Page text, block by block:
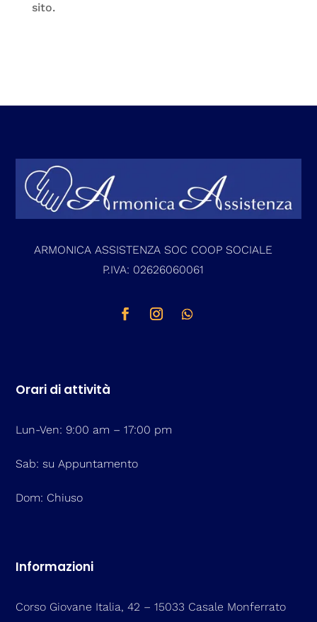
sito.
ARMONICA ASSISTENZA SOC COOP SOCIALE
P.IVA: 02626060061
Orari di attività
Lun-Ven: 9:00 am – 17:00 pm
Sab: su Appuntamento
Dom: Chiuso
Informazioni
Corso Giovane Italia, 42 – 15033 Casale Monferrato